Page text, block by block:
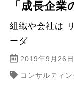
「成長企業
組織や会社は
ーダ
2019年9月26日
コンサルティン